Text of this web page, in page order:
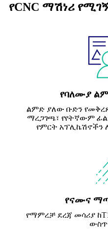
የCNC ማሽነሪ
የባለሙያ
ልምድ ያለው ቡድን
ማረጋገጫ፣ የየትኛውም
የምርት
የናሙና
የማምረቻ ደረጃ መሳሪያ
ውስጥ